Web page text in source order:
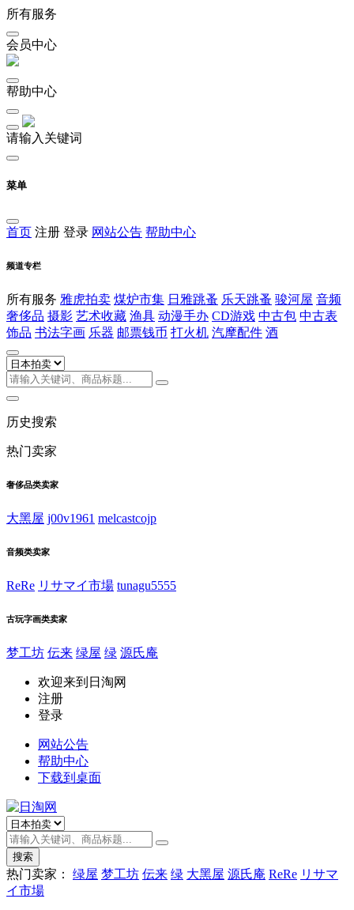
所有服务
会员中心
帮助中心
请输入关键词
菜单
首页 注册 登录 网站公告 帮助中心
频道专栏
所有服务 雅虎拍卖 煤炉市集 日雅跳蚤 乐天跳蚤 骏河屋 音频
奢侈品 摄影 艺术收藏 渔具 动漫手办 CD游戏 中古包 中古表
饰品 书法字画 乐器 邮票钱币 打火机 汽摩配件 酒
历史搜索
热门卖家
奢侈品类卖家
大黑屋 j00v1961 melcastcojp
音频类卖家
ReRe リサマイ市場 tunagu5555
古玩字画类卖家
梦工坊 伝来 绿屋 绿 源氏庵
欢迎来到日淘网
注册
登录
网站公告
帮助中心
下载到桌面
搜索
热门卖家： 绿屋 梦工坊 伝来 绿 大黑屋 源氏庵 ReRe リサマ
イ市場